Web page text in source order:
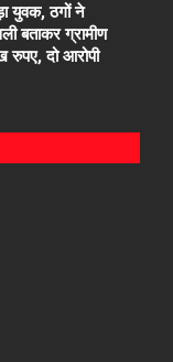
युवक, ठगों ने
बताकर ग्रामीण
रुपए, दो आरोपी